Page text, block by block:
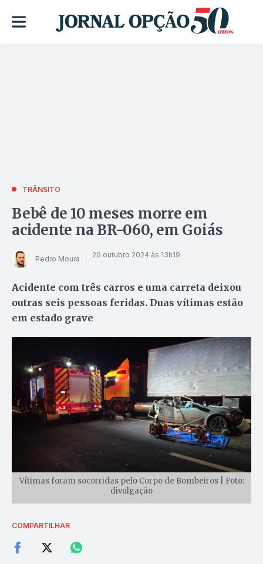
TRÂNSITO
Bebê de 10 meses morre em
acidente na BR-060, em Goiás
Pedro Moura 20 outubro 2024 às 13h19
Acidente com três carros e uma carreta deixou
outras seis pessoas feridas. Duas vítimas estão
em estado grave
Vítimas foram socorridas pelo Corpo de Bombeiros | Foto:
divulgação
COMPARTILHAR